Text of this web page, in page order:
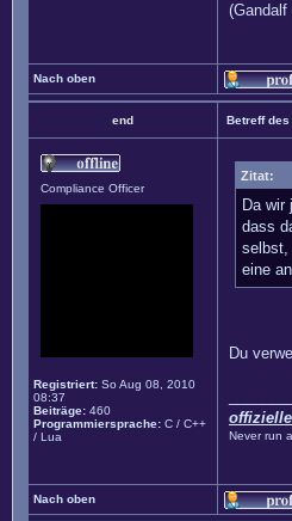
(Gandalf
Nach oben
end Betreff
Compliance Officer
Registriert: So Aug 08, 2010
08:37
Beiträge: 460
Programmiersprache: C / C++
/ Lua
Zitat:
Da wir
dass
selbst,
eine
Du
Never run
Nach oben